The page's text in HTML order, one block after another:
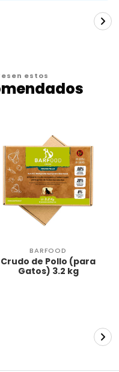
estos
BARFOOD
Crudo de Pollo (para
Gatos) 3.2 kg